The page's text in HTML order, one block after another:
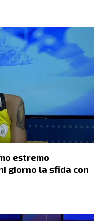
estremo
giorno la sfida con